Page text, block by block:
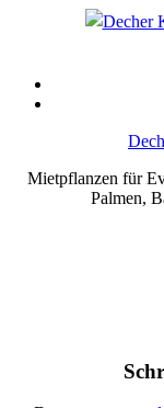
Mietpflanzen für
Palmen,